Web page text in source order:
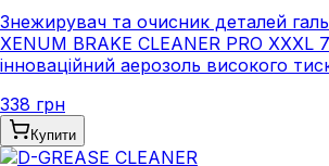
Знежирувач та очисник деталей
XENUM BRAKE CLEANER PRO XXXL
інноваційний аерозоль високого
338 грн
Купити